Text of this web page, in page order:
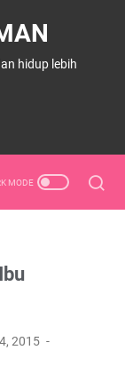
hidup lebih
2015